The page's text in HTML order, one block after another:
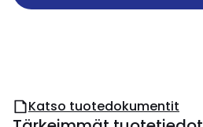
Katso tuotedokumentit